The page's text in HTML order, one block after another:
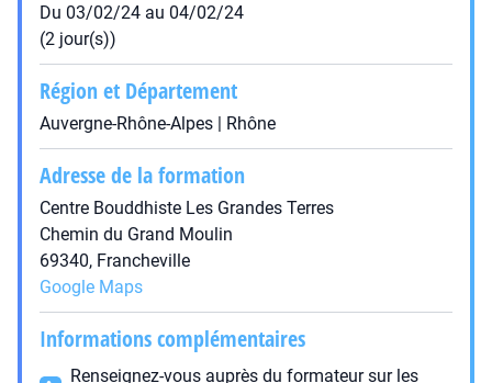
Du 03/02/24 au 04/02/24
(2 jour(s))
Région et Département
Auvergne-Rhône-Alpes | Rhône
Adresse de la formation
Centre Bouddhiste Les Grandes Terres
Chemin du Grand Moulin
69340, Francheville
Google Maps
Informations complémentaires
Renseignez-vous auprès du formateur sur les